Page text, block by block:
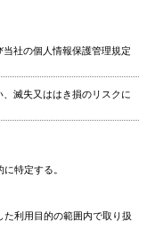
社の個人情報保護管理規定
滅失又ははき損のリスクに
特定する。
用目的の範囲内で取り扱